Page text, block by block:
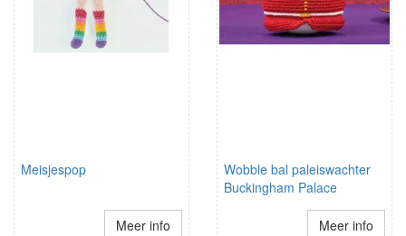
Meisjespop
Meer info
Wobble bal paleiswachter
Buckingham Palace
Meer info